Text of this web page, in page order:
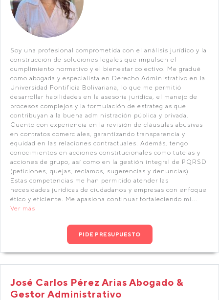
Soy una profesional comprometida con el análisis jurídico y la
construcción de soluciones legales que impulsen el
cumplimiento normativo y el bienestar colectivo. Me gradué
como abogada y especialista en Derecho Administrativo en la
Universidad Pontificia Bolivariana, lo que me permitió
desarrollar habilidades en la asesoría jurídica, el manejo de
procesos complejos y la formulación de estrategias que
contribuyan a la buena administración pública y privada.
Cuento con experiencia en la revisión de cláusulas abusivas
en contratos comerciales, garantizando transparencia y
equidad en las relaciones contractuales. Además, tengo
conocimientos en acciones constitucionales como tutelas y
acciones de grupo, así como en la gestión integral de PQRSD
(peticiones, quejas, reclamos, sugerencias y denuncias).
Estas competencias me han permitido atender las
necesidades jurídicas de ciudadanos y empresas con enfoque
ético y eficiente. Me apasiona continuar fortaleciendo mi...
Ver más
PIDE PRESUPUESTO
José Carlos Pérez Arias Abogado &
Gestor Administrativo